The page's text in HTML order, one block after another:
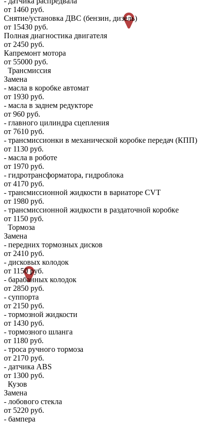
от 1460 руб.
Снятие/установка ДВС (бензин, дизель)
от 15430 руб.
Полная диагностика двигателя
от 2450 руб.
Капремонт мотора
от 55000 руб.
Трансмиссия
Замена
- масла в коробке автомат
от 1930 руб.
- масла в заднем редукторе
от 960 руб.
- главного цилиндра сцепления
от 7610 руб.
- трансмиссионки в механической коробке передач (КПП)
от 1130 руб.
- масла в роботе
от 1970 руб.
- гидротрансформатора, гидроблока
от 4170 руб.
- трансмиссионной жидкости в вариаторе CVT
от 1980 руб.
- трансмиссионной жидкости в раздаточной коробке
от 1150 руб.
Тормоза
Замена
- передних тормозных дисков
от 2410 руб.
- дисковых колодок
от 1150 руб.
- барабанных колодок
от 2850 руб.
- суппорта
от 2150 руб.
- тормозной жидкости
от 1430 руб.
- тормозного шланга
от 1180 руб.
- троса ручного тормоза
от 2170 руб.
- датчика ABS
от 1300 руб.
Кузов
Замена
- лобового стекла
от 5220 руб.
- бампера